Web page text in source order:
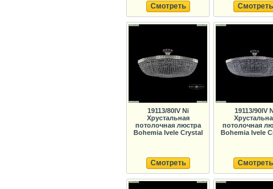
Смотреть Смотреть
19113/80IV Ni
Хрустальная
потолочная люстра
Bohemia Ivele Crystal
Смотреть
19113/90IV
потолочная
Bohemia Ivele
Смотреть